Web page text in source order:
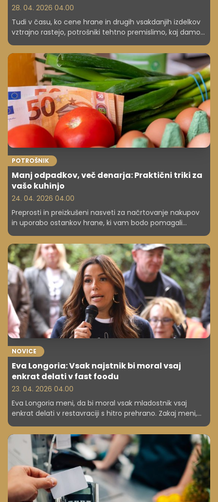
28. 04. 2026 04.00
Tudi v času, ko cene hrane in drugih vsakdanjih izdelkov
vztrajno rastejo, potrošniki tehtno premislimo, kaj damo v
nakupovalno košarico. Ne iščemo več zgolj najnižje cene,
temveč dobro razmerje med kakovostjo, poreklom in
zanesljivostjo. Prav tu v ospredje stopajo izdelki lastnih
blagovnih znamk trgovcev, ki že dolgo niso več sinonim
za kompromis, temveč za premišljeno in odgovorno
izbiro.
POTROŠNIK
Manj odpadkov, več denarja: Praktični triki za
vašo kuhinjo
24. 04. 2026 04.00
Preprosti in preizkušeni nasveti za načrtovanje nakupov
in uporabo ostankov hrane, ki vam bodo pomagali
ohraniti polno denarnico.
NOVICE
Eva Longoria: Vsak najstnik bi moral vsaj
enkrat delati v fast foodu
23. 04. 2026 04.00
Eva Longoria meni, da bi moral vsak mladostnik vsaj
enkrat delati v restavraciji s hitro prehrano. Zakaj meni,
da takšna izkušnja oblikuje odgovorne odrasle?